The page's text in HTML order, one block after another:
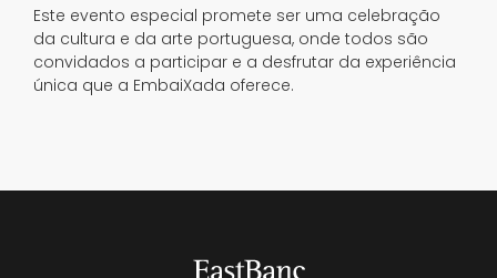
Este evento especial promete ser uma celebração
da cultura e da arte portuguesa, onde todos são
convidados a participar e a desfrutar da experiência
única que a EmbaiXada oferece.